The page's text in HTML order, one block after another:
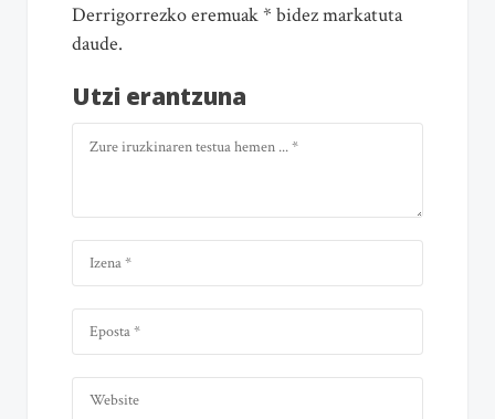
Derrigorrezko eremuak * bidez markatuta
daude.
Utzi erantzuna